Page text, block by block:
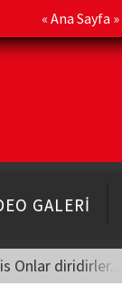
« Ana Sayfa
GALERİ
Onlar